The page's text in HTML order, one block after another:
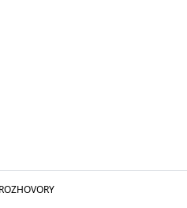
ROZHOVORY